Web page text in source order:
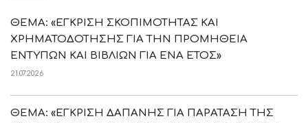
ΘΕΜΑ: «ΕΓΚΡΙΣΗ ΣΚΟΠΙΜΟΤΗΤΑΣ ΚΑΙ
ΧΡΗΜΑΤΟΔΟΤΗΣΗΣ ΓΙΑ ΤΗΝ ΠΡΟΜΗΘΕΙΑ
ΕΝΤΥΠΩΝ ΚΑΙ ΒΙΒΛΙΩΝ ΓΙΑ ΕΝΑ ΕΤΟΣ»
21.07.2026
ΘΕΜΑ: «ΕΓΚΡΙΣΗ ΔΑΠΑΝΗΣ ΓΙΑ ΠΑΡΑΤΑΣΗ ΤΗΣ